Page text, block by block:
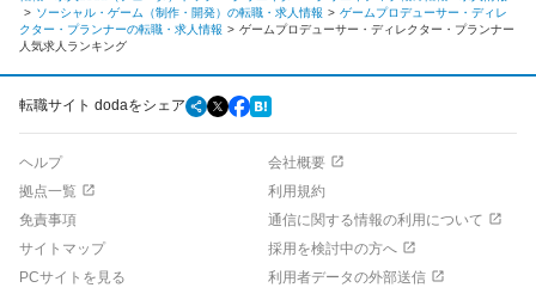
ソーシャル・ゲーム（制作・開発）の転職・求人情報
ゲームプロデューサー・ディレ
クター・プランナーの転職・求人情報
ゲームプロデューサー・ディレクター・プランナー
人気求人ランキング
転職サイト dodaをシェア
ヘルプ
会社概要
拠点一覧
利用規約
免責事項
通信に関する情報の利用について
サイトマップ
採用を検討中の方へ
PCサイトを見る
利用者データの外部送信